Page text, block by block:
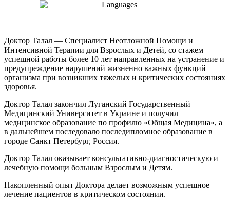
Доктор Талал — Специалист Неотложной Помощи и
Интенсивной Терапии для Взрослых и Детей, со стажем
успешной работы более 10 лет направленных на устранение и
предупреждение нарушений жизненно важных функций
организма при возникших тяжелых и критических состояниях
здоровья.
Доктор Талал закончил Луганский Государственный
Медицинский Университет в Украине и получил
медицинское образование по профилю «Общая Медицина», а
в дальнейшем последовалo последипломное образование в
городе Санкт Петербург, Россия.
Доктор Талал оказывает консультативно-диагностическую и
лечебную помощи больным Взрослым и Детям.
Накопленный опыт Доктора делает возможным успешное
лечение пациентов в критическом состоянии.